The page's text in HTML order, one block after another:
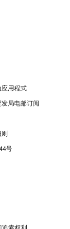
用程式
局电邮订阅
号